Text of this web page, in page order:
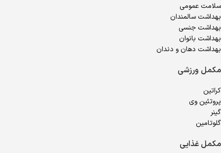
سلامت عمومی
بهداشت سالمندان
بهداشت جنسی
بهداشت بانوان
بهداشت دهان و دندان
مکمل ورزشی
کراتین
پروتئین وی
گینر
گلوتامین
مکمل غذایی